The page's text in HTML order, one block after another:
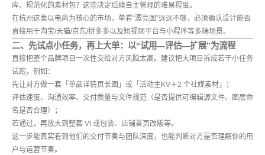
库、规范化的素材包？这些决定后续自主管理的难易程度。
在杭州这类以电商为核心的市场，单看“漂亮图”远远不够，必须确认设计能否
直接用于淘宝/天猫/京东/拼多多以及短视频平台与小程序等多端场景。
二、先试点小任务，再上大单：以“试用—评估—扩展”为流程
直接把整个品牌项目一次性交给对方风险太高。建议把大项目拆成若干小任务
试跑，例如：
先让对方做一套「单品详情页长图」或「活动主KV＋2 个社媒素材」；
评估速度、沟通效率、交付质量与文件规范（是否提供可编辑源文件、图层命
名是否合理）；
若通过，再放大到整套 VI 或包装、店铺首页改版等。
这一步能真实看到他们的交付节奏与团队深度，也能判断对方是否理解你的用
户与运营节奏。